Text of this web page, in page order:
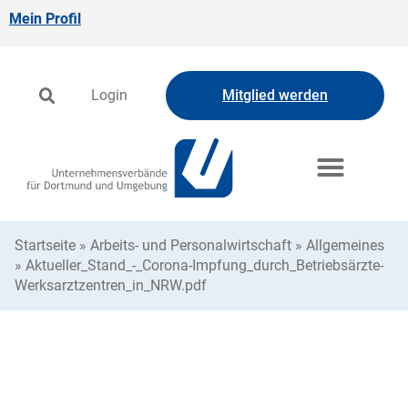
Mein Profil
Login Mitglied werden
Startseite » Arbeits- und Personalwirtschaft » Allgemeines
» Aktueller_Stand_-_Corona-Impfung_durch_Betriebsärzte-
Werksarztzentren_in_NRW.pdf